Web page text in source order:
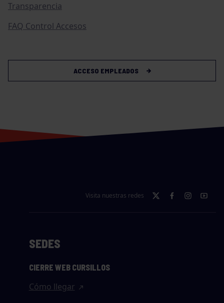
Transparencia
FAQ Control Accesos
ACCESO EMPLEADOS
Visita nuestras redes
SEDES
CIERRE WEB CURSILLOS
Cómo llegar